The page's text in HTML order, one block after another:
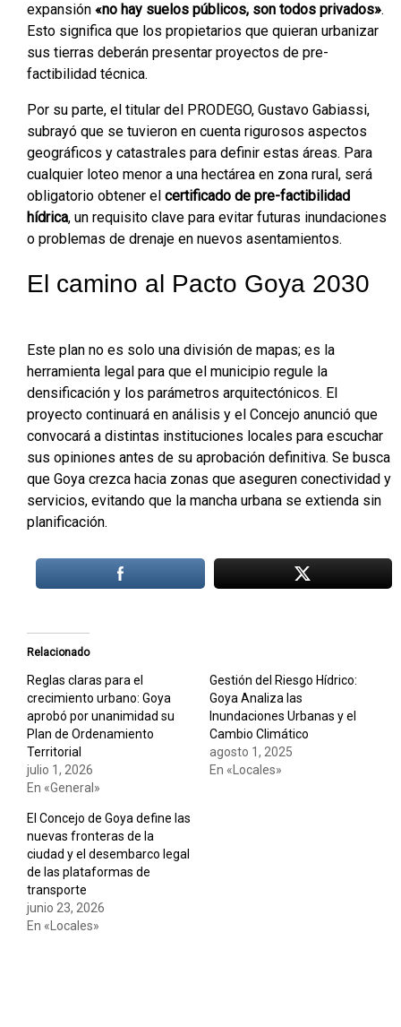
expansión «no hay suelos públicos, son todos privados».
Esto significa que los propietarios que quieran urbanizar
sus tierras deberán presentar proyectos de pre-
factibilidad técnica.
Por su parte, el titular del PRODEGO, Gustavo Gabiassi,
subrayó que se tuvieron en cuenta rigurosos aspectos
geográficos y catastrales para definir estas áreas. Para
cualquier loteo menor a una hectárea en zona rural, será
obligatorio obtener el certificado de pre-factibilidad
hídrica, un requisito clave para evitar futuras inundaciones
o problemas de drenaje en nuevos asentamientos.
El camino al Pacto Goya 2030
Este plan no es solo una división de mapas; es la
herramienta legal para que el municipio regule la
densificación y los parámetros arquitectónicos. El
proyecto continuará en análisis y el Concejo anunció que
convocará a distintas instituciones locales para escuchar
sus opiniones antes de su aprobación definitiva. Se busca
que Goya crezca hacia zonas que aseguren conectividad y
servicios, evitando que la mancha urbana se extienda sin
planificación.
Relacionado
Reglas claras para el
crecimiento urbano: Goya
aprobó por unanimidad su
Plan de Ordenamiento
Territorial
julio 1, 2026
En «General»
Gestión del Riesgo Hídrico:
Goya Analiza las
Inundaciones Urbanas y el
Cambio Climático
agosto 1, 2025
En «Locales»
El Concejo de Goya define las
nuevas fronteras de la
ciudad y el desembarco legal
de las plataformas de
transporte
junio 23, 2026
En «Locales»